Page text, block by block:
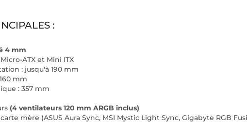
:
4 mm
ATX et Mini ITX
: jusqu'à 190 mm
mm
: 357 mm
(4 ventilateurs 120 mm ARGB inclus)
mère (ASUS Aura Sync, MSI Mystic Light Sync, Gigabyte RGB